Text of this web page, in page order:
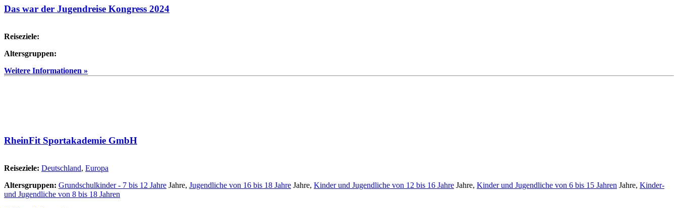
Das war der Jugendreise Kongress 2024
Reiseziele:
Altersgruppen:
Weitere Informationen »
RheinFit Sportakademie GmbH
Reiseziele: Deutschland, Europa
Altersgruppen: Grundschulkinder - 7 bis 12 Jahre Jahre, Jugendliche von 16 bis 18 Jahre Jahre, Kinder und Jugendliche von 12 bis 16 Jahre Jahre, Kinder und Jugendliche von 6 bis 15 Jahren Jahre, Kinder-
und Jugendliche von 8 bis 18 Jahren